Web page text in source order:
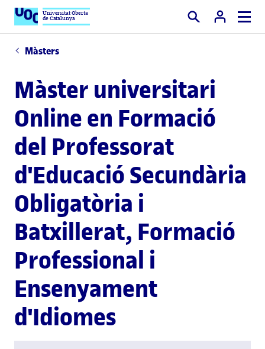
Universitat Oberta
de Catalunya Cercar
Màsters
Màster universitari
Online en Formació
del Professorat
d'Educació Secundària
Obligatòria i
Batxillerat, Formació
Professional i
Ensenyament
d'Idiomes